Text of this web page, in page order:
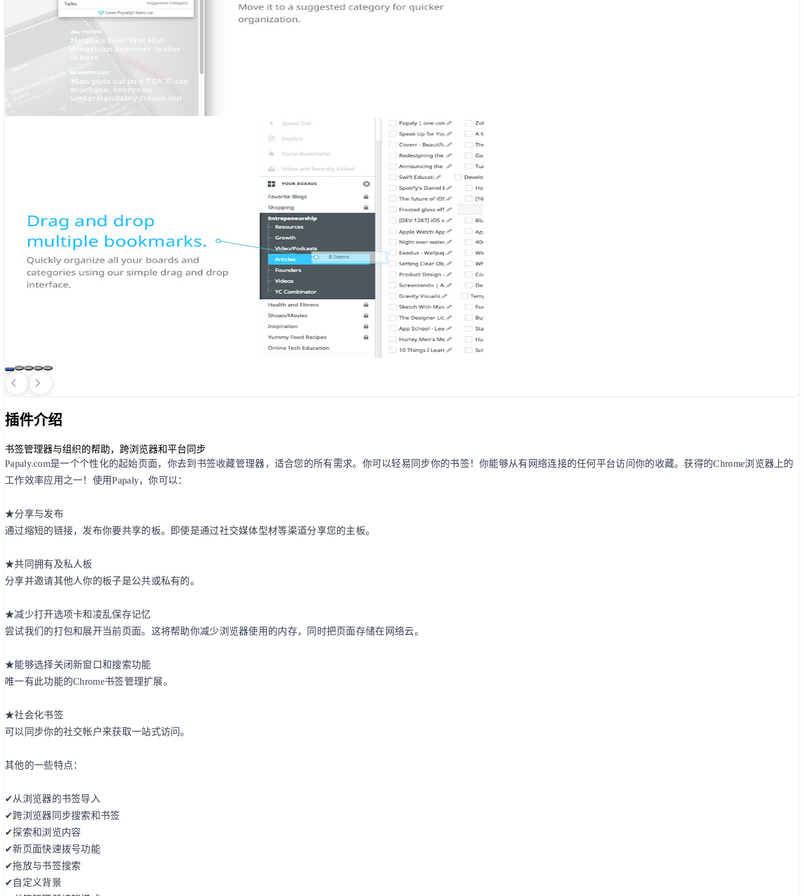
插件介绍
书签管理器与组织的帮助，跨浏览器和平台同步
Papaly.com是一个个性化的起始页面，你去到书签收藏管理器，适合您的所有需求。你可以轻易同步你的书签！你能够从有网络连接的任何平台访问你的收藏。获得的Chrome浏览器上的
工作效率应用之一！使用Papaly，你可以：
★分享与发布
通过缩短的链接，发布你要共享的板。即使是通过社交媒体型材等渠道分享您的主板。
★共同拥有及私人板
分享并邀请其他人你的板子是公共或私有的。
★减少打开选项卡和凌乱保存记忆
尝试我们的打包和展开当前页面。这将帮助你减少浏览器使用的内存，同时把页面存储在网络云。
★能够选择关闭新窗口和搜索功能
唯一有此功能的Chrome书签管理扩展。
★社会化书签
可以同步你的社交帐户来获取一站式访问。
其他的一些特点：
✔从浏览器的书签导入
✔跨浏览器同步搜索和书签
✔探索和浏览内容
✔新页面快速拨号功能
✔拖放与书签搜索
✔自定义背景